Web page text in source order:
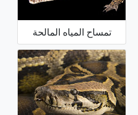
تمساح المياه المالحة